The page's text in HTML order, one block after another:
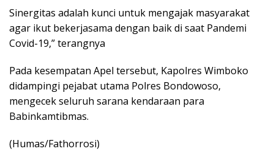
Sinergitas adalah kunci untuk mengajak masyarakat
agar ikut bekerjasama dengan baik di saat Pandemi
Covid-19,” terangnya
Pada kesempatan Apel tersebut, Kapolres Wimboko
didampingi pejabat utama Polres Bondowoso,
mengecek seluruh sarana kendaraan para
Babinkamtibmas.
(Humas/Fathorrosi)